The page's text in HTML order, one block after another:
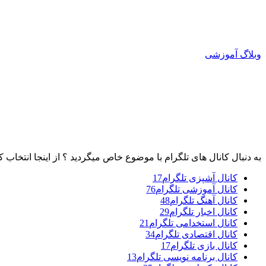
وبلاگ آموزشی
به دنبال کانال های تلگرام با موضوع خاص میگردید ؟ از اینجا انتخاب
کانال آشپزی تلگرام17
کانال آموزشی تلگرام76
کانال آهنگ تلگرام48
کانال اخبار تلگرام29
کانال استخدامی تلگرام 21
کانال اقتصادی تلگرام34
کانال بازی تلگرام17
کانال برنامه نویسی تلگرام13